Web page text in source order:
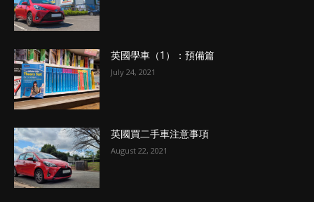
英國學車（1）：預備篇
July 24, 2021
英國買二手車注意事項
August 22, 2021